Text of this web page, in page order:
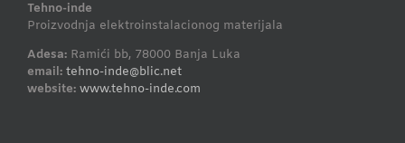
Tehno-inde
Proizvodnja elektroinstalacionog materijala
Adesa: Ramići bb, 78000 Banja Luka
email: tehno-inde@blic.net
website: www.tehno-inde.com